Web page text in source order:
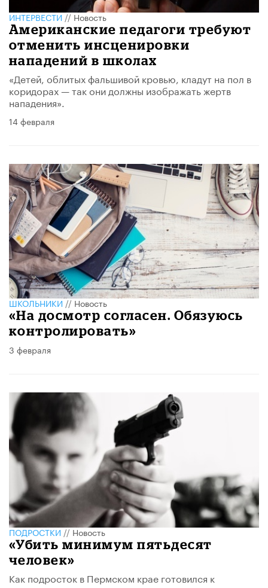
ИНТЕРВЕСТИ//Новость
Американские педагоги требуют
отменить инсценировки
нападений в школах
«Детей, облитых фальшивой кровью, кладут на пол в
коридорах — так они должны изображать жертв
нападения».
14 февраля
ШКОЛЬНИКИ//Новость
«На досмотр согласен. Обязуюсь
контролировать»
3 февраля
ПОДРОСТКИ//Новость
«Убить минимум пятьдесят
человек»
Как подросток в Пермском крае готовился к